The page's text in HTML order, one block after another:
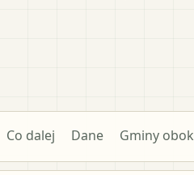
Co dalej Dane Gminy obok